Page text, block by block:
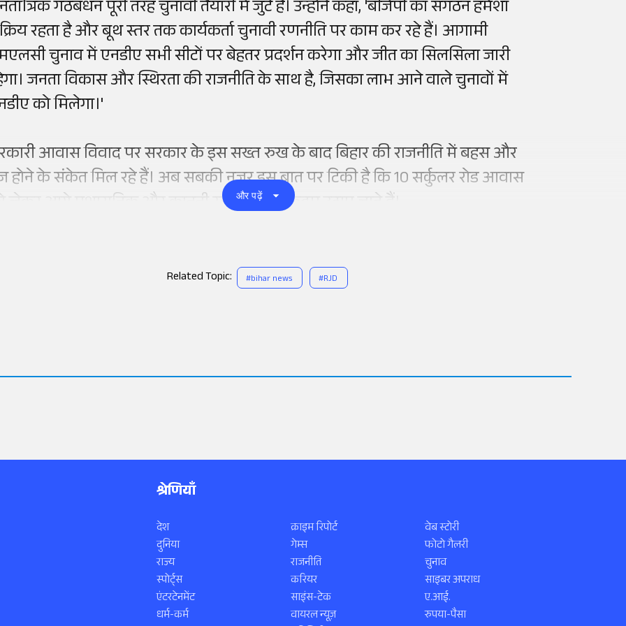
गठबंधन पूरी तरह चुनावी तैयारी में जुटे हैं। उन्होंने कहा, 'बीजेपी का संगठन हमेशा
रहता है और बूथ स्तर तक कार्यकर्ता चुनावी रणनीति पर काम कर रहे हैं। आगामी
चुनाव में एनडीए सभी सीटों पर बेहतर प्रदर्शन करेगा और जीत का सिलसिला जारी
जनता विकास और स्थिरता की राजनीति के साथ है, जिसका लाभ आने वाले चुनावों में
को मिलेगा।'
आवास विवाद पर सरकार के इस सख्त रुख के बाद बिहार की राजनीति में बहस और
होने के संकेत मिल रहे हैं। अब सबकी नजर इस बात पर टिकी है कि 10 सर्कुलर रोड आवास
को लेकर आगे प्रशासनिक और कानूनी स्तर पर क्या कदम उठाए जाते हैं।
और पढ़ें
Related Topic: #bihar news #RJD
श्रेणियाँ
देश
दुनिया
राज्य
स्पोर्ट्स
एंटरटेनमेंट
धर्म-कर्म
क्राइम रिपोर्ट
गेम्स
राजनीति
करियर
साइंस-टेक
वायरल न्यूज़
वेब स्टोरी
फोटो गैलरी
चुनाव
साइबर अपराध
ए.आई.
रुपया-पैसा